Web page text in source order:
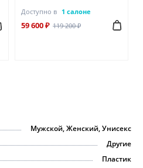
Доступно в 1 салоне
59 600 ₽ 119 200 ₽
Мужской, Женский, Унисекс
Другие
Пластик